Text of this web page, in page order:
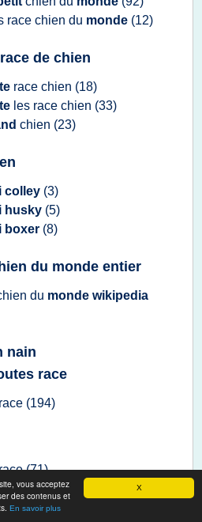
X
vous acceptez
des contenus et
En savoir plus
race chien du monde (12)
de chien
race chien (18)
les race chien (33)
chien (23)
colley (3)
husky (5)
boxer (8)
du monde entier
du monde wikipedia
nain
race
(194)
(71)